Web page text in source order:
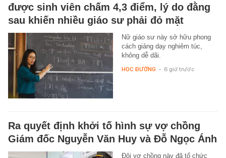
được sinh viên chấm 4,3 điểm, lý do đằng
sau khiến nhiều giáo sư phải đỏ mặt
Nữ giáo sư này sở hữu phong
cách giảng dạy nghiêm túc,
không dễ dãi.
HỌC ĐƯỜNG - 6 giờ trước
Ra quyết định khởi tố hình sự vợ chồng
Giám đốc Nguyễn Văn Huy và Đỗ Ngọc Ánh
Đôi vợ chồng này đã tổ chức